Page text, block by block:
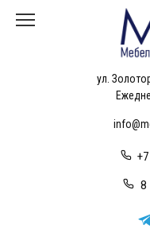
содержанию
ул.
8